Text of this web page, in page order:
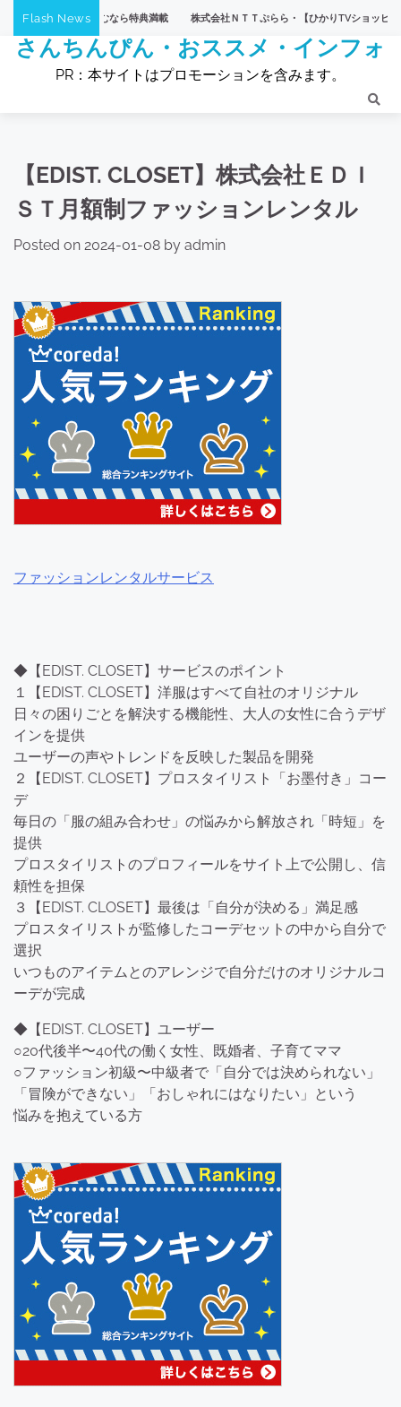
content
Flash News株式会社ＮＴＴぷらら・【ひかりTVショッピング】 【eLife（イーラ
さんちんぴん・おススメ・インフォ
PR：本サイトはプロモーションを含みます。
【EDIST. CLOSET】株式会社ＥＤＩ
ＳＴ月額制ファッションレンタル
Posted on 2024-01-08 by admin
ファッションレンタルサービス
◆【EDIST. CLOSET】サービスのポイント
１【EDIST. CLOSET】洋服はすべて自社のオリジナル
日々の困りごとを解決する機能性、大人の女性に合うデザ
インを提供
ユーザーの声やトレンドを反映した製品を開発
２【EDIST. CLOSET】プロスタイリスト「お墨付き」コー
デ
毎日の「服の組み合わせ」の悩みから解放され「時短」を
提供
プロスタイリストのプロフィールをサイト上で公開し、信
頼性を担保
３【EDIST. CLOSET】最後は「自分が決める」満足感
プロスタイリストが監修したコーデセットの中から自分で
選択
いつものアイテムとのアレンジで自分だけのオリジナルコ
ーデが完成
◆【EDIST. CLOSET】ユーザー
○20代後半〜40代の働く女性、既婚者、子育てママ
○ファッション初級〜中級者で「自分では決められない」
「冒険ができない」「おしゃれにはなりたい」という
悩みを抱えている方